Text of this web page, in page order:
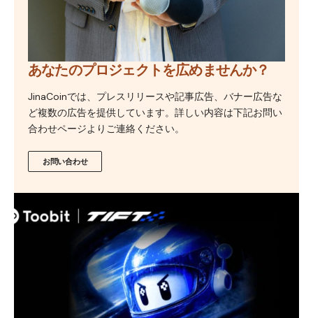
あなたのプロジェクトを広めませんか？
JinaCoinでは、プレスリリースや記事広告、バナー広告な
ど複数の広告を提供しています。詳しい内容は下記お問い
合わせページよりご連絡ください。
お問い合わせ